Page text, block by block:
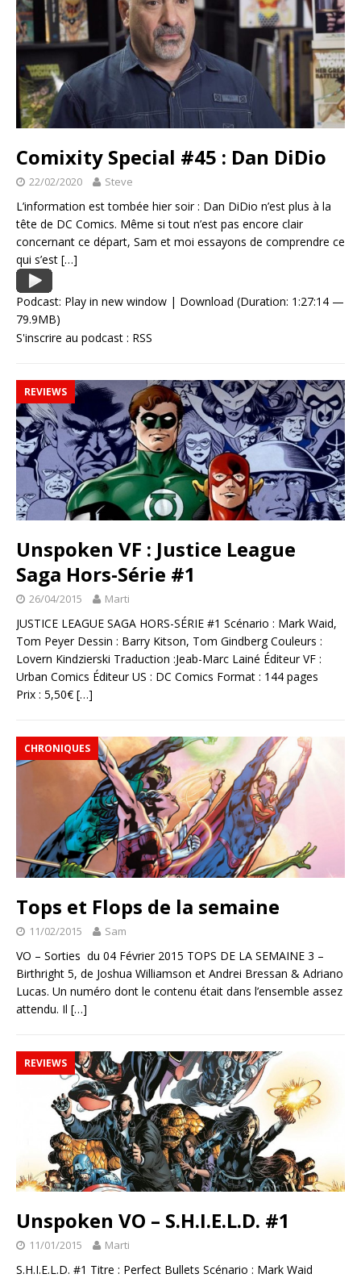
Comixity Special #45 : Dan DiDio
22/02/2020 Steve
L’information est tombée hier soir : Dan DiDio n’est plus à la
tête de DC Comics. Même si tout n’est pas encore clair
concernant ce départ, Sam et moi essayons de comprendre ce
qui s’est […]
Podcast: Play in new window | Download (Duration: 1:27:14 —
79.9MB)
S'inscrire au podcast : RSS
REVIEWS
Unspoken VF : Justice League
Saga Hors-Série #1
26/04/2015 Marti
JUSTICE LEAGUE SAGA HORS-SÉRIE #1 Scénario : Mark Waid,
Tom Peyer Dessin : Barry Kitson, Tom Gindberg Couleurs :
Lovern Kindzierski Traduction :Jeab-Marc Lainé Éditeur VF :
Urban Comics Éditeur US : DC Comics Format : 144 pages
Prix : 5,50€ […]
CHRONIQUES
Tops et Flops de la semaine
11/02/2015 Sam
VO – Sorties du 04 Février 2015 TOPS DE LA SEMAINE 3 –
Birthright 5, de Joshua Williamson et Andrei Bressan & Adriano
Lucas. Un numéro dont le contenu était dans l’ensemble assez
attendu. Il […]
REVIEWS
Unspoken VO – S.H.I.E.L.D. #1
11/01/2015 Marti
S.H.I.E.L.D. #1 Titre : Perfect Bullets Scénario : Mark Waid